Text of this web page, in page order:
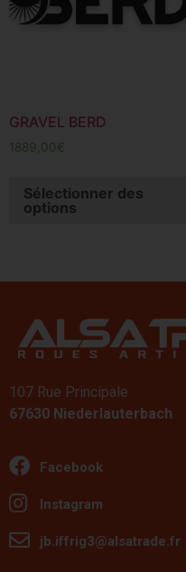
GRAVEL BERD
1889,00 €
Sélectionner des
options
107 Rue Principale
67630 Niederlauterbach
Facebook
Instagram
jb.iffrig3@alsatrade.fr